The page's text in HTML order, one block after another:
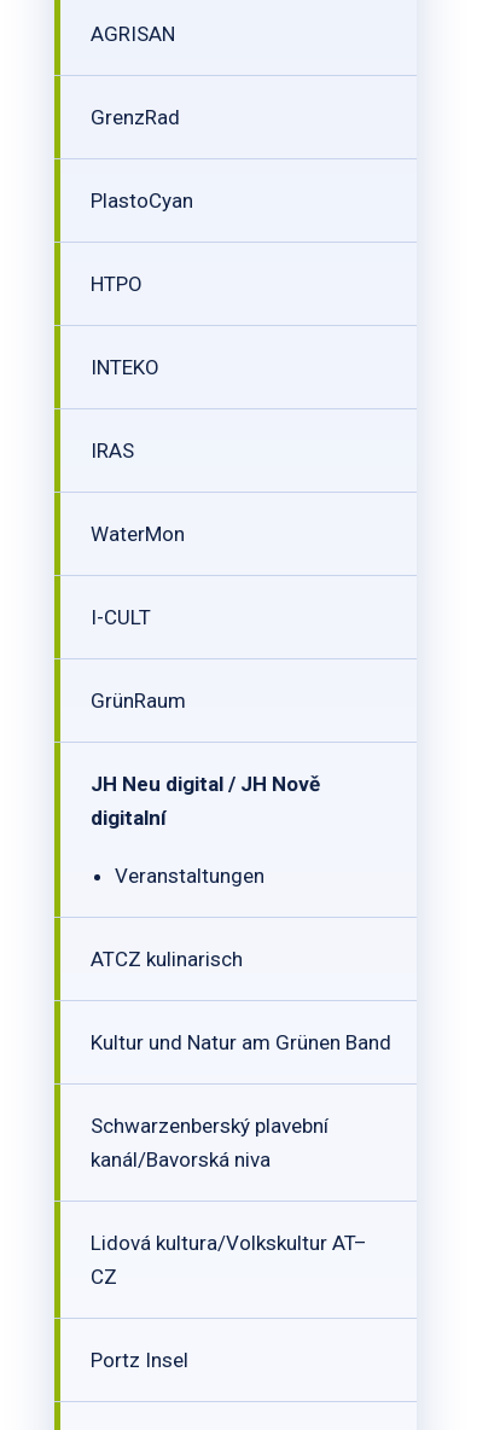
AGRISAN
GrenzRad
PlastoCyan
HTPO
INTEKO
IRAS
WaterMon
I-CULT
GrünRaum
JH Neu digital / JH Nově
digitalní
Veranstaltungen
ATCZ kulinarisch
Kultur und Natur am Grünen Band
Schwarzenberský plavební
kanál/Bavorská niva
Lidová kultura/Volkskultur AT–
CZ
Portz Insel